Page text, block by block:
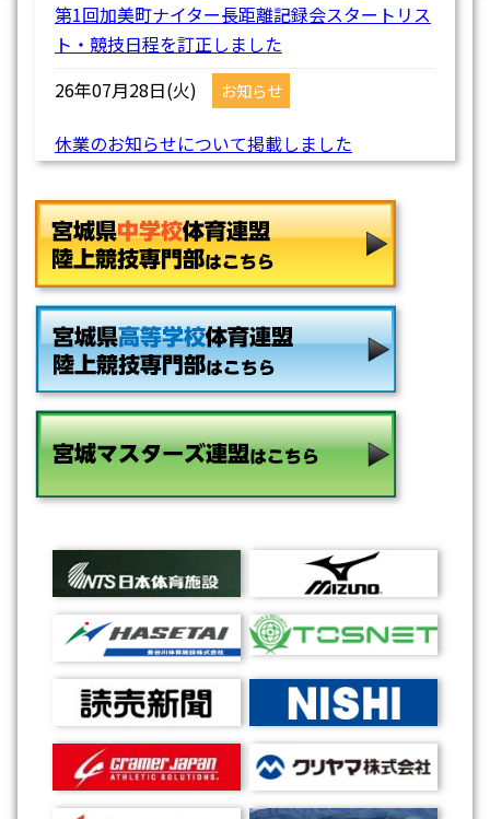
第1回加美町ナイター長距離記録会スタートリス
ト・競技日程を訂正しました
26年07月28日(火)
お知らせ
休業のお知らせについて掲載しました
第7回宮城県ユニバーサル陸上競技記録会兼グラ
ンディ21パラチャレンジ記録会兼宮城県競歩強
化記録会のスタートリストを掲載しました
26年07月26日(日)
競技会日程
第7回宮城県ユニバーサル陸上競技記録会兼グラ
ンディ21パラチャレンジ記録会兼宮城県競歩強
化記録会の競技日程を掲載しました
26年07月22日(水)
お知らせ
第53回東北総合スポーツ大会陸上競技 宮城県
選手団について更新しました
26年07月21日(火)
お知らせ
第7回宮城県ユニバーサル陸上競技記録会兼グラ
ンディ21パラチャレンジ記録会兼宮城県競歩強
化記録会について更新しました
26年07月19日(日)
お知らせ